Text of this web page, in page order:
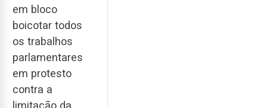
em bloco
boicotar todos
os trabalhos
parlamentares
em protesto
contra a
limitação da